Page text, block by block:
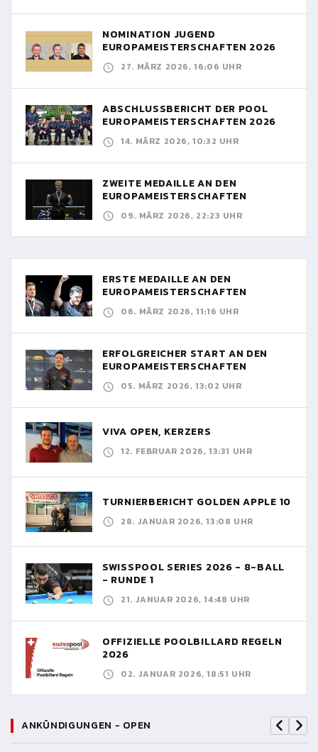
NOMINATION JUGEND
EUROPAMEISTERSCHAFTEN 2026
27. MÄRZ 2026, 16:06 UHR
ABSCHLUSSBERICHT DER POOL
EUROPAMEISTERSCHAFTEN 2026
14. MÄRZ 2026, 10:32 UHR
ZWEITE MEDAILLE AN DEN
EUROPAMEISTERSCHAFTEN
09. MÄRZ 2026, 22:23 UHR
ERSTE MEDAILLE AN DEN
EUROPAMEISTERSCHAFTEN
06. MÄRZ 2026, 11:16 UHR
ERFOLGREICHER START AN DEN
EUROPAMEISTERSCHAFTEN
05. MÄRZ 2026, 13:02 UHR
VIVA OPEN, KERZERS
12. FEBRUAR 2026, 13:31 UHR
TURNIERBERICHT GOLDEN APPLE 10
28. JANUAR 2026, 13:08 UHR
SWISSPOOL SERIES 2026 - 8-BALL
- RUNDE 1
21. JANUAR 2026, 14:48 UHR
OFFIZIELLE POOLBILLARD REGELN
2026
02. JANUAR 2026, 18:51 UHR
ANKÜNDIGUNGEN - OPEN